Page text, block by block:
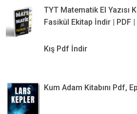
TYT Matematik El Yazısı
Fasikül Ekitap İndir | PDF
Kış Pdf İndir
Kum Adam Kitabını Pdf,